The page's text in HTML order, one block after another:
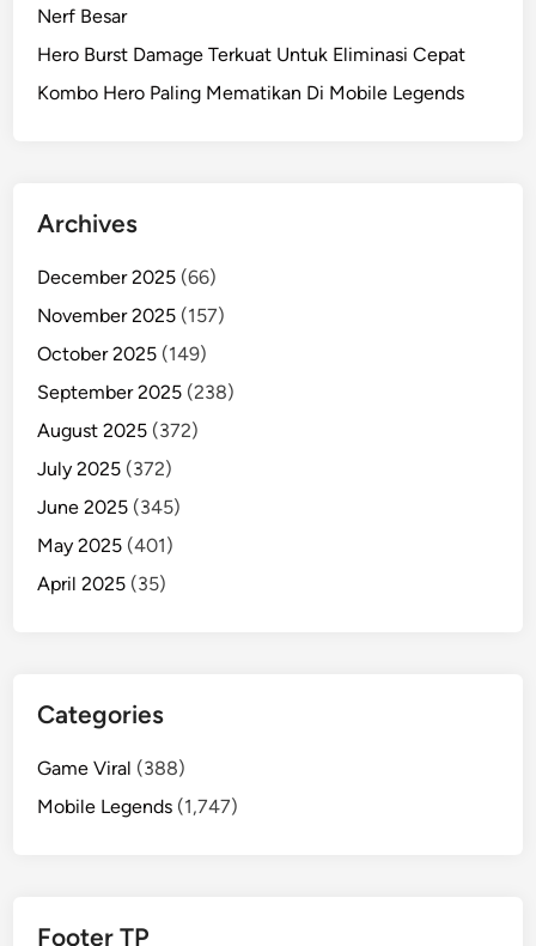
Nerf Besar
Hero Burst Damage Terkuat Untuk Eliminasi Cepat
Kombo Hero Paling Mematikan Di Mobile Legends
Archives
December 2025 (66)
November 2025 (157)
October 2025 (149)
September 2025 (238)
August 2025 (372)
July 2025 (372)
June 2025 (345)
May 2025 (401)
April 2025 (35)
Categories
Game Viral (388)
Mobile Legends (1,747)
Footer TP